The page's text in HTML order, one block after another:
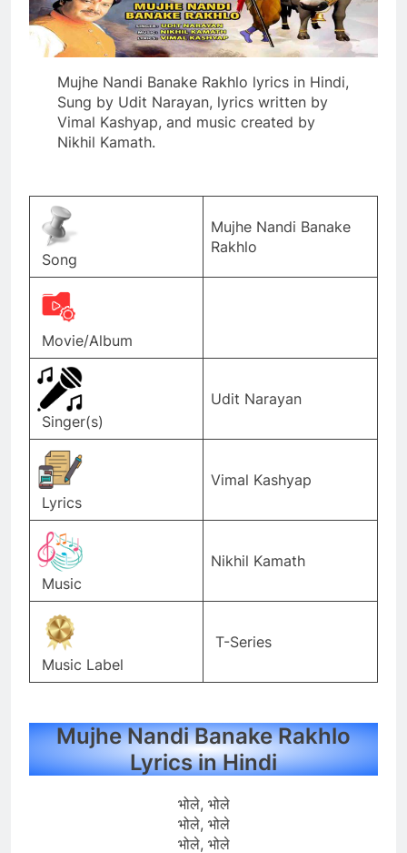
Mujhe Nandi Banake Rakhlo lyrics in Hindi,
Sung by Udit Narayan, lyrics written by
Vimal Kashyap, and music created by
Nikhil Kamath.
Song
Mujhe Nandi Banake
Rakhlo
Movie/Album
Singer(s)
Udit Narayan
Lyrics
Vimal Kashyap
Music
Nikhil Kamath
Music Label
T-Series
Mujhe Nandi Banake Rakhlo
Lyrics in Hindi
भोले, भोले
भोले, भोले
भोले, भोले